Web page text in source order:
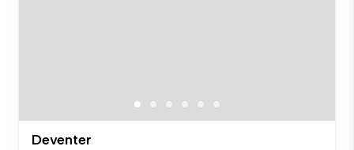
Deventer